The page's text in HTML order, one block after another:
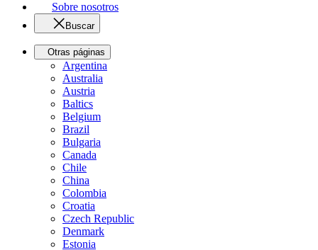
Sobre nosotros
Buscar
Otras páginas
Argentina
Australia
Austria
Baltics
Belgium
Brazil
Bulgaria
Canada
Chile
China
Colombia
Croatia
Czech Republic
Denmark
Estonia